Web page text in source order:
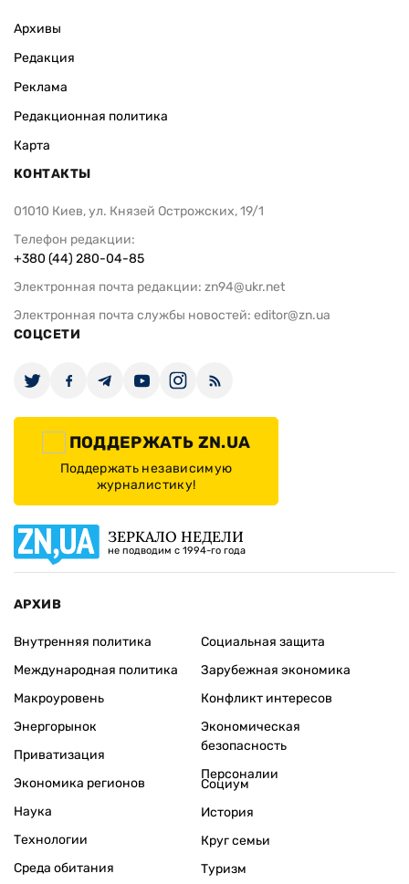
Архивы
Редакция
Реклама
Редакционная политика
Карта
КОНТАКТЫ
01010 Киев, ул. Князей Острожских, 19/1
Телефон редакции:
+380 (44) 280-04-85
Электронная почта редакции: zn94@ukr.net
Электронная почта службы новостей: editor@zn.ua
СОЦСЕТИ
ПОДДЕРЖАТЬ ZN.UA
Поддержать независимую
журналистику!
ЗЕРКАЛО НЕДЕЛИ
не подводим с 1994-го года
АРХИВ
Внутренняя политика
Международная политика
Макроуровень
Энергорынок
Приватизация
Экономика регионов
Социальная защита
Зарубежная экономика
Конфликт интересов
Экономическая
безопасность
Персоналии
Наука
Технологии
Среда обитания
Социум
История
Круг семьи
Туризм